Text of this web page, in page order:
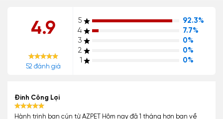
4.9
52 đánh giá
5
92.3%
4
7.7%
3
0%
2
0%
1
0%
Đinh Công Lợi
Hành trình bạn cún từ AZPET Hôm nay đã 1 tháng hơn bạn về